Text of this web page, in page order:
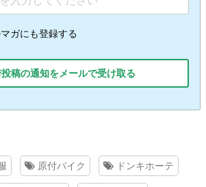
ガにも登録する
稿の通知をメールで受け取る
原付バイク ドンキホーテ